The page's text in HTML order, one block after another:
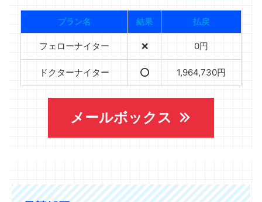
プラン名 結果 払戻
フェローナイター ❌ 0円
ドクターナイター ⭕️ 1,964,730円
メールボックス